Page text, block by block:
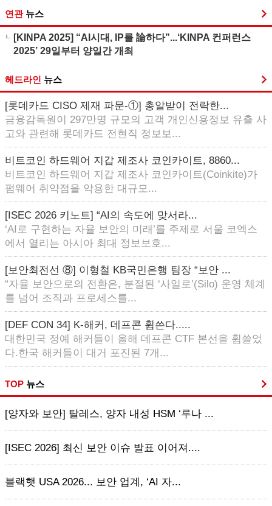
연관 뉴스
[KINPA 2025] “AI시대, IP를 論하다”...‘KINPA 컨퍼런스
2025’ 29일부터 양일간 개최
헤드라인 뉴스
[롯데카드 CISO 제재 파문-①] 총알받이 전락한...
금융감독원이 297만명 규모의 고객 개인신용정보 유출 사
고와 관련해 롯데카드 전현직 정보보...
비트코인 하드웨어 지갑 제조사 코인카이트, 8860...
비트코인 하드웨어 지갑 제조사 코인카이트(Coinkite)가
펌웨어 취약점을 악용한 대규모...
[ISEC 2026 키노트] “AI의 속도에 맞서라...
‘AI로 구현하는 자율 보안의 미래’를 주제로 서울 코엑스
에서 열리는 아시아 최대 정보보호...
[보안최전선 ⑧] 이형철 KB국민은행 팀장 “보안 ...
“자율 보안으로의 전환은, 분절된 ‘사일로’(Silo) 운영 체계
를 넘어 조직과 프로세스를...
[DEF CON 34] K-해커, 데프콘 휩쓴다.....
대한민국 정예 해커들이 올해 데프콘 CTF 본선을 휩쓸었
다.한국 해커들이 대거 포진된 7개...
TOP 뉴스
[양자와 보안] 탈레스, 양자 내성 HSM ‘루나 ...
[ISEC 2026] 최신 보안 이슈 발표 이어져....
블랙햇 USA 2026... 보안 업계, ‘AI 자...